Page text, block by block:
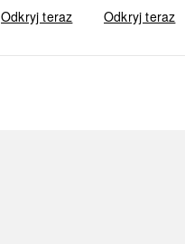
Odkryj teraz
Odkryj teraz